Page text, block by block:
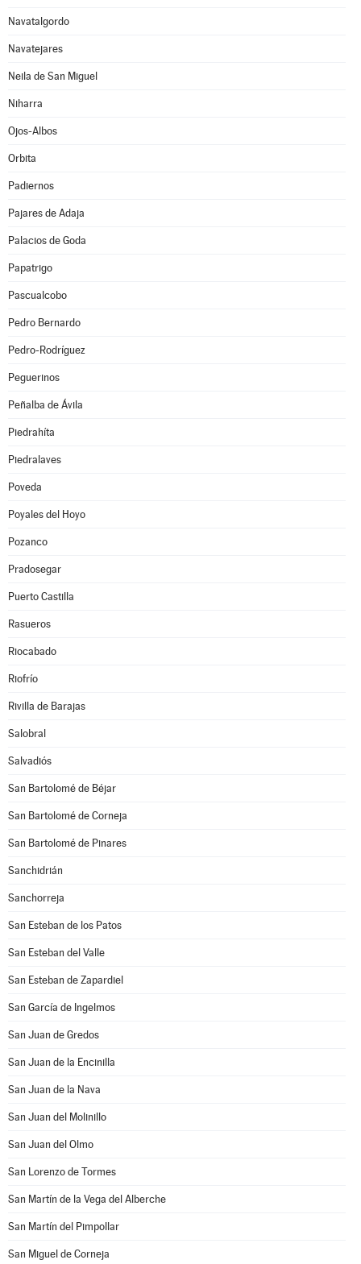
Navatalgordo
Navatejares
Neila de San Miguel
Niharra
Ojos-Albos
Orbita
Padiernos
Pajares de Adaja
Palacios de Goda
Papatrigo
Pascualcobo
Pedro Bernardo
Pedro-Rodríguez
Peguerinos
Peñalba de Ávila
Piedrahíta
Piedralaves
Poveda
Poyales del Hoyo
Pozanco
Pradosegar
Puerto Castilla
Rasueros
Riocabado
Riofrío
Rivilla de Barajas
Salobral
Salvadiós
San Bartolomé de Béjar
San Bartolomé de Corneja
San Bartolomé de Pinares
Sanchidrián
Sanchorreja
San Esteban de los Patos
San Esteban del Valle
San Esteban de Zapardiel
San García de Ingelmos
San Juan de Gredos
San Juan de la Encinilla
San Juan de la Nava
San Juan del Molinillo
San Juan del Olmo
San Lorenzo de Tormes
San Martín de la Vega del Alberche
San Martín del Pimpollar
San Miguel de Corneja